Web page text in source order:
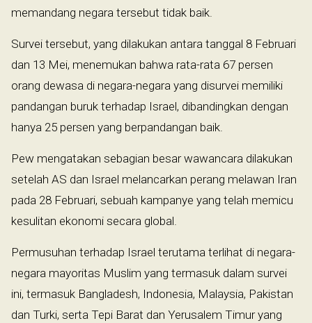
memandang negara tersebut tidak baik.
Survei tersebut, yang dilakukan antara tanggal 8 Februari
dan 13 Mei, menemukan bahwa rata-rata 67 persen
orang dewasa di negara-negara yang disurvei memiliki
pandangan buruk terhadap Israel, dibandingkan dengan
hanya 25 persen yang berpandangan baik.
Pew mengatakan sebagian besar wawancara dilakukan
setelah AS dan Israel melancarkan perang melawan Iran
pada 28 Februari, sebuah kampanye yang telah memicu
kesulitan ekonomi secara global.
Permusuhan terhadap Israel terutama terlihat di negara-
negara mayoritas Muslim yang termasuk dalam survei
ini, termasuk Bangladesh, Indonesia, Malaysia, Pakistan
dan Turki, serta Tepi Barat dan Yerusalem Timur yang